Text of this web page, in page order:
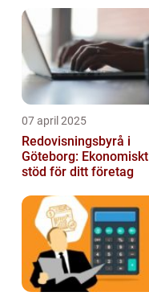
07 april 2025
Redovisningsbyrå i
Göteborg: Ekonomiskt
stöd för ditt företag